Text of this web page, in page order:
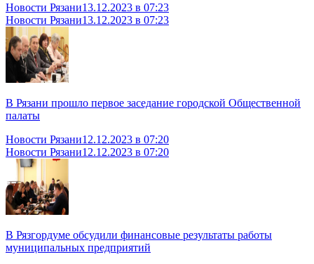
Новости Рязани13.12.2023 в 07:23
Новости Рязани13.12.2023 в 07:23
В Рязани прошло первое заседание городской Общественной
палаты
Новости Рязани12.12.2023 в 07:20
Новости Рязани12.12.2023 в 07:20
В Рязгордуме обсудили финансовые результаты работы
муниципальных предприятий